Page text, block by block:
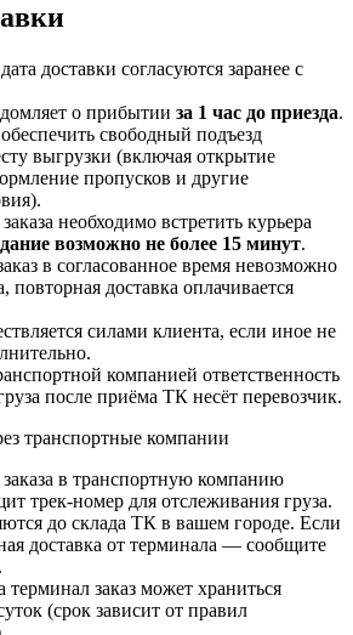
доставки согласуются заранее с
о прибытии за 1 час до приезда.
свободный подъезд
выгрузки (включая открытие
пропусков и другие
необходимо встретить курьера
возможно не более 15 минут.
в согласованное время невозможно
повторная доставка оплачивается
силами клиента, если иное не
компанией ответственность
после приёма ТК несёт перевозчик.
транспортные компании
в транспортную компанию
трек-номер для отслеживания груза.
до склада ТК в вашем городе. Если
доставка от терминала — сообщите
заказ может храниться
(срок зависит от правил